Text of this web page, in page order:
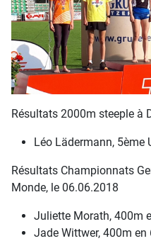
Résultats 2000m steeple à
Léo Lädermann, 5ème
Résultats Championnats
Monde, le 06.06.2018
Juliette Morath, 400m
Jade Wittwer, 400m en